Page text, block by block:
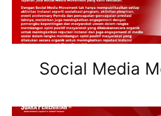
Social Media